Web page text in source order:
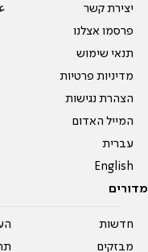
יצירת קשר
פרסמו אצלנו
תנאי שימוש
מדיניות פרטיות
הצהרת נגישות
המייל האדום
עברית
English
מדורים
חדשות
מבזקים